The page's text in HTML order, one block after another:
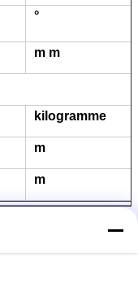
°
m m
kilogramme
m
m